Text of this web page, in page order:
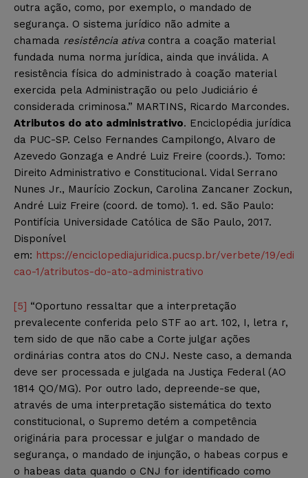
outra ação, como, por exemplo, o mandado de
segurança. O sistema jurídico não admite a
chamada resistência ativacontra a coação material
fundada numa norma jurídica, ainda que inválida. A
resistência física do administrado à coação material
exercida pela Administração ou pelo Judiciário é
considerada criminosa.” MARTINS, Ricardo Marcondes.
Atributos do ato administrativo. Enciclopédia jurídica
da PUC-SP. Celso Fernandes Campilongo, Alvaro de
Azevedo Gonzaga e André Luiz Freire (coords.). Tomo:
Direito Administrativo e Constitucional. Vidal Serrano
Nunes Jr., Maurício Zockun, Carolina Zancaner Zockun,
André Luiz Freire (coord. de tomo). 1. ed. São Paulo:
Pontifícia Universidade Católica de São Paulo, 2017.
Disponível
em: https://enciclopediajuridica.pucsp.br/verbete/19/edi
cao-1/atributos-do-ato-administrativo
[5] “Oportuno ressaltar que a interpretação
prevalecente conferida pelo STF ao art. 102, I, letra r,
tem sido de que não cabe a Corte julgar ações
ordinárias contra atos do CNJ. Neste caso, a demanda
deve ser processada e julgada na Justiça Federal (AO
1814 QO/MG). Por outro lado, depreende-se que,
através de uma interpretação sistemática do texto
constitucional, o Supremo detém a competência
originária para processar e julgar o mandado de
segurança, o mandado de injunção, o habeas corpus e
o habeas data quando o CNJ for identificado como